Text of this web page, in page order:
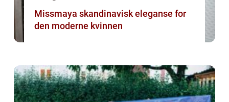
Missmaya skandinavisk eleganse for
den moderne kvinnen